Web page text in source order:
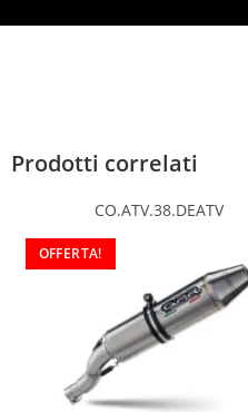
Prodotti correlati
CO.ATV.38.DEATV
OFFERTA!